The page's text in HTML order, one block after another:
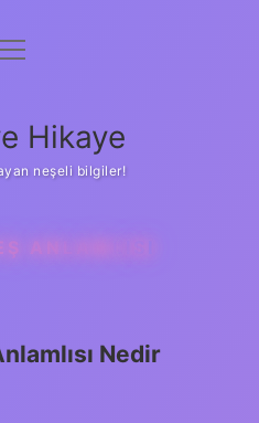
Uyarı
menüyü
Hikaye
neşeli bilgiler!
ANLAMLISI
Nedir